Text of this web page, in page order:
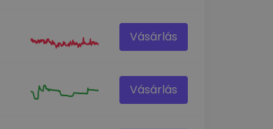
Vásárlás
Vásárlás